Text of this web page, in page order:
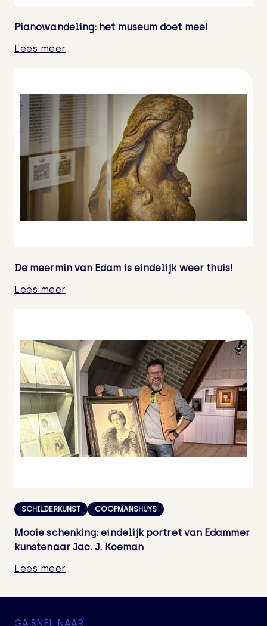
Pianowandeling: het museum doet mee!
Lees meer
De meermin van Edam is eindelijk weer thuis!
Lees meer
SCHILDERKUNST COOPMANSHUYS
Mooie schenking: eindelijk portret van Edammer
kunstenaar Jac. J. Koeman
Lees meer
GA SNEL NAAR